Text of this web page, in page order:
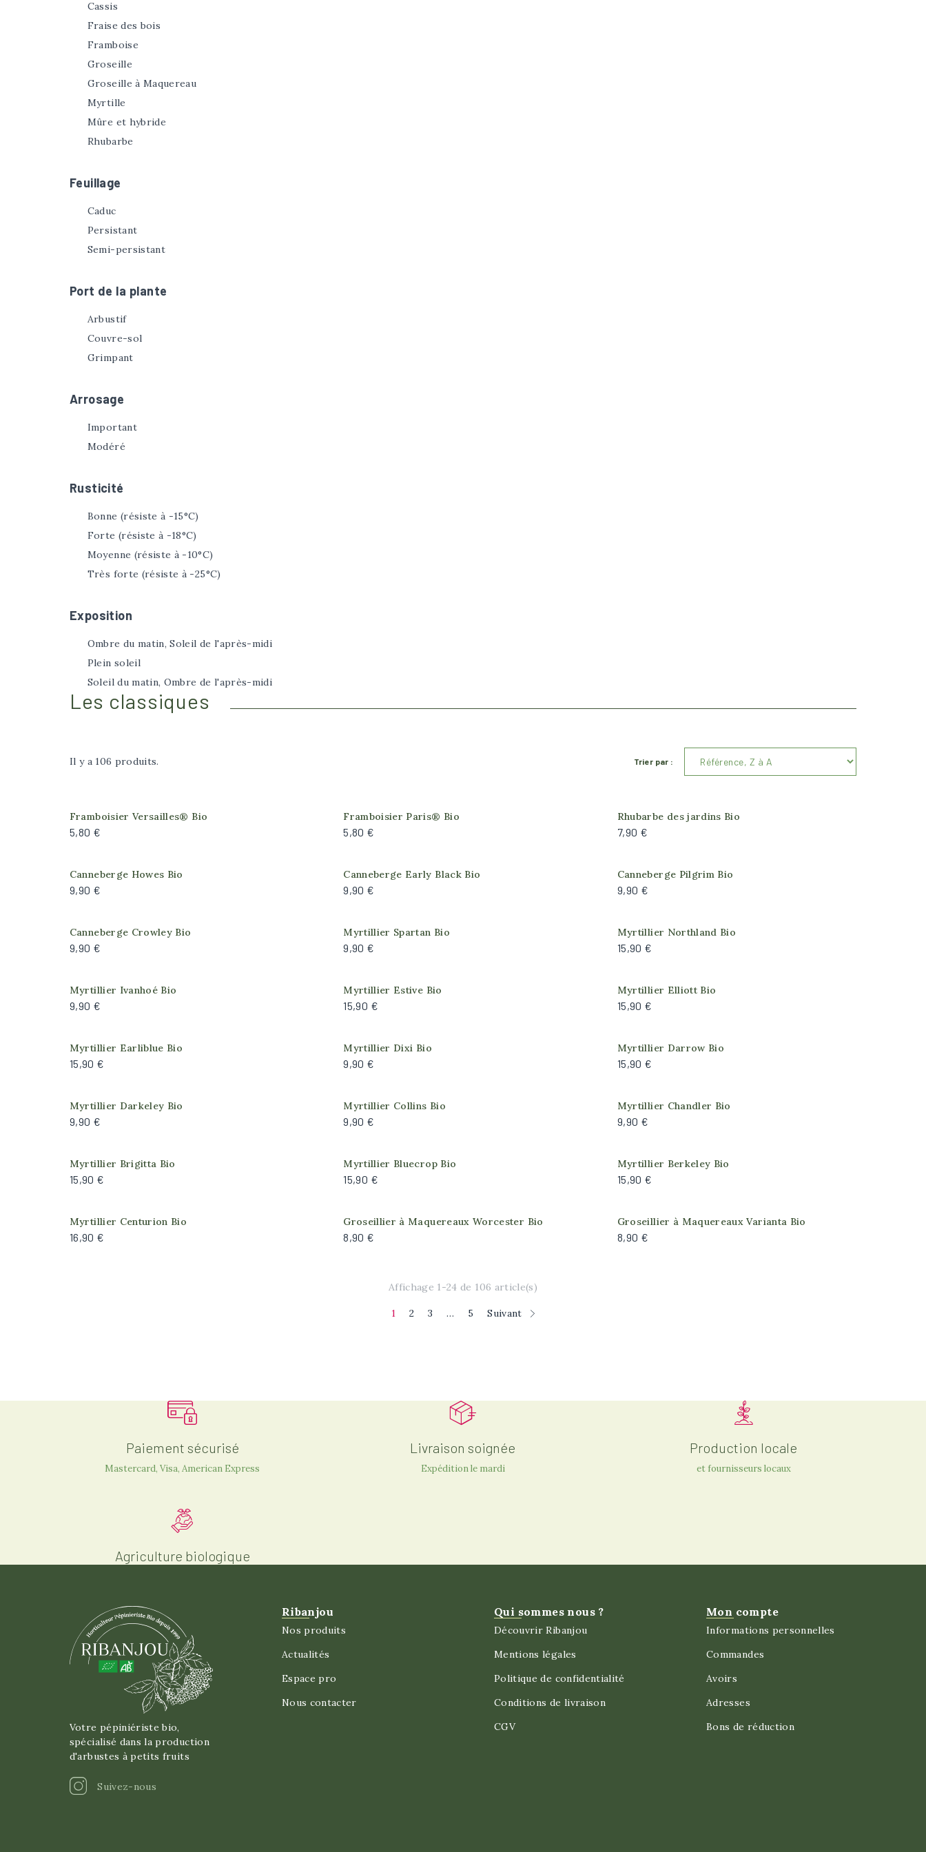
Cassis
Fraise des bois
Framboise
Groseille
Groseille à Maquereau
Myrtille
Mûre et hybride
Rhubarbe
Feuillage
Caduc
Persistant
Semi-persistant
Port de la plante
Arbustif
Couvre-sol
Grimpant
Arrosage
Important
Modéré
Rusticité
Bonne (résiste à -15°C)
Forte (résiste à -18°C)
Moyenne (résiste à -10°C)
Très forte (résiste à -25°C)
Exposition
Ombre du matin, Soleil de l'après-midi
Plein soleil
Soleil du matin, Ombre de l'après-midi
Les classiques
Il y a 106 produits. Trier par :
Framboisier Versailles® Bio
5,80 €
Framboisier Paris® Bio
5,80 €
Rhubarbe des jardins Bio
7,90 €
Canneberge Howes Bio
9,90 €
Canneberge Early Black Bio
9,90 €
Canneberge Pilgrim Bio
9,90 €
Canneberge Crowley Bio
9,90 €
Produit actuellement indisponible
Myrtillier Spartan Bio
9,90 €
Myrtillier Northland Bio
15,90 €
Myrtillier Ivanhoé Bio
9,90 €
Myrtillier Estive Bio
15,90 €
Myrtillier Elliott Bio
15,90 €
Myrtillier Earliblue Bio
15,90 €
Myrtillier Dixi Bio
9,90 €
Myrtillier Darrow Bio
15,90 €
Myrtillier Darkeley Bio
9,90 €
Myrtillier Collins Bio
9,90 €
Myrtillier Chandler Bio
9,90 €
Myrtillier Brigitta Bio
15,90 €
Myrtillier Bluecrop Bio
15,90 €
Myrtillier Berkeley Bio
15,90 €
Myrtillier Centurion Bio
16,90 €
Groseillier à Maquereaux Worcester Bio
8,90 €
Groseillier à Maquereaux Varianta Bio
8,90 €
Affichage 1-24 de 106 article(s)
1 2 3 … 5 Suivant
Paiement sécurisé
Mastercard, Visa, American Express
Livraison soignée
Expédition le mardi
Production locale
et fournisseurs locaux
Agriculture biologique
Votre pépiniériste bio,
spécialisé dans la production
d'arbustes à petits fruits
Suivez-nous
Instagram
Ribanjou
Nos produits
Actualités
Espace pro
Nous contacter
Qui sommes nous ?
Découvrir Ribanjou
Mentions légales
Politique de confidentialité
Conditions de livraison
CGV
Mon compte
Informations personnelles
Commandes
Avoirs
Adresses
Bons de réduction